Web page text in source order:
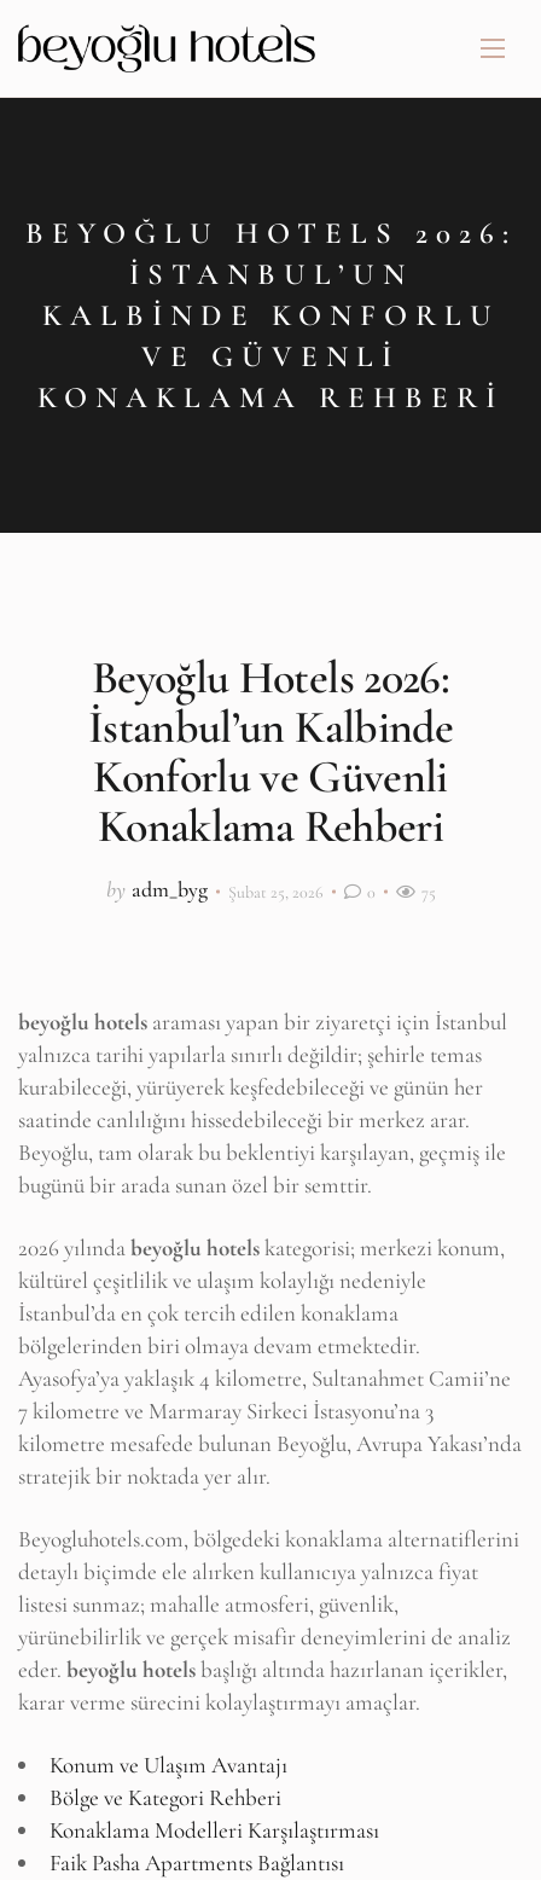
BEYOĞLU HOTELS 2026:
İSTANBUL’UN
KALBINDE KONFORLU
VE GÜVENLI
KONAKLAMA REHBERI
Beyoğlu Hotels 2026:
İstanbul’un Kalbinde
Konforlu ve Güvenli
Konaklama Rehberi
by adm_byg Şubat 25, 2026 0 75
beyoğlu hotels araması yapan bir ziyaretçi için İstanbul
yalnızca tarihi yapılarla sınırlı değildir; şehirle temas
kurabileceği, yürüyerek keşfedebileceği ve günün her
saatinde canlılığını hissedebileceği bir merkez arar.
Beyoğlu, tam olarak bu beklentiyi karşılayan, geçmiş ile
bugünü bir arada sunan özel bir semttir.
2026 yılındabeyoğlu hotelskategorisi; merkezi konum,
kültürel çeşitlilik ve ulaşım kolaylığı nedeniyle
İstanbul’da en çok tercih edilen konaklama
bölgelerinden biri olmaya devam etmektedir.
Ayasofya’ya yaklaşık 4 kilometre, Sultanahmet Camii’ne
7 kilometre ve Marmaray Sirkeci İstasyonu’na 3
kilometre mesafede bulunan Beyoğlu, Avrupa Yakası’nda
stratejik bir noktada yer alır.
Beyogluhotels.com, bölgedeki konaklama alternatiflerini
detaylı biçimde ele alırken kullanıcıya yalnızca fiyat
listesi sunmaz; mahalle atmosferi, güvenlik,
yürünebilirlik ve gerçek misafir deneyimlerini de analiz
eder. beyoğlu hotelsbaşlığı altında hazırlanan içerikler,
karar verme sürecini kolaylaştırmayı amaçlar.
Konum ve Ulaşım Avantajı
Bölge ve Kategori Rehberi
Konaklama Modelleri Karşılaştırması
Faik Pasha Apartments Bağlantısı